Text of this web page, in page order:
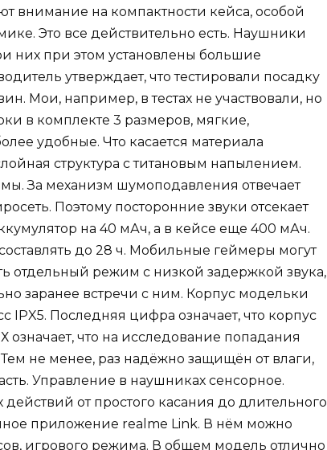
внимание на компактности кейса, особой
Это все действительно есть. Наушники
них при этом установлены большие
утверждает, что тестировали посадку
Мои, например, в тестах не участвовали, но
в комплекте 3 размеров, мягкие,
удобные. Что касается материала
структура с титановым напылением.
За механизм шумоподавления отвечает
Поэтому посторонние звуки отсекает
на 40 мАч, а в кейсе еще 400 мАч.
до 28 ч. Мобильные геймеры могут
отдельный режим с низкой задержкой звука,
заранее встречи с ним. Корпус модельки
IPX5. Последняя цифра означает, что корпус
что на исследование попадания
не менее, раз надёжно защищён от влаги,
Управление в наушниках сенсорное.
от простого касания до длительного
приложение realme Link. В нём можно
игрового режима. В общем модель отлично